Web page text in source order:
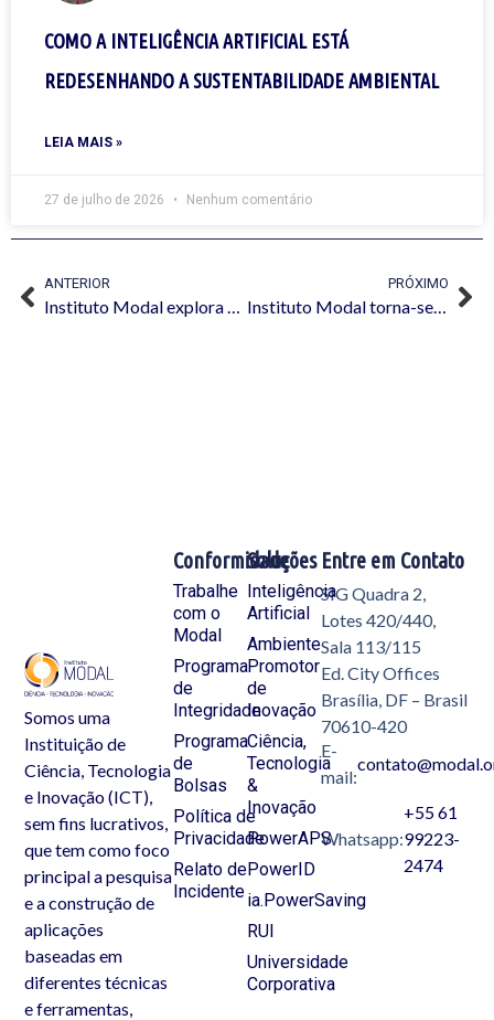
COMO A INTELIGÊNCIA ARTIFICIAL ESTÁ
REDESENHANDO A SUSTENTABILIDADE AMBIENTAL
LEIA MAIS »
27 de julho de 2026 Nenhum comentário
ANTERIOR
Instituto Modal explora Arquitetura da Informação e Internet das Coisas em artigo publicado na Springer
PRÓXIMO
Instituto Modal torna-se integrante do AI2
Somos uma
Instituição de
Ciência, Tecnologia
e Inovação (ICT),
sem fins lucrativos,
que tem como foco
principal a pesquisa
e a construção de
aplicações
baseadas em
diferentes técnicas
e ferramentas,
Soluções
Inteligência
Artificial
Ambiente
Promotor
de
Inovação
Ciência,
Tecnologia
&
Inovação
PowerAPS
PowerID
ia.PowerSaving
RUI
Universidade
Corporativa
Conformidade
Trabalhe
com o
Modal
Programa
de
Integridade
Programa
de
Bolsas
Política de
Privacidade
Relato de
Incidente
Entre em Contato
SIG Quadra 2,
Lotes 420/440,
Sala 113/115
Ed. City Offices
Brasília, DF – Brasil
70610-420
E-
mail:
Whatsapp:
+55 61
99223-
2474